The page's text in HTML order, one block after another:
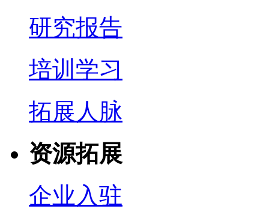
研究报告
培训学习
拓展人脉
资源拓展
企业入驻